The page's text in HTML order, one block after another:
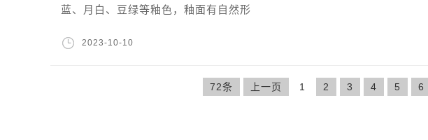
蓝、月白、豆绿等釉色，釉面有自然形
2023-10-10
72条 上一页 1 2 3 4 5 6